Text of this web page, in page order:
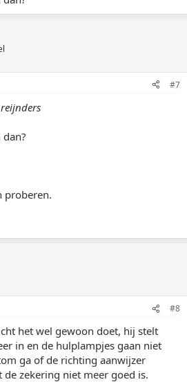
#7
proberen.
#8
het wel gewoon doet, hij stelt
in en de hulplampjes gaan niet
ga of de richting aanwijzer
zekering niet meer goed is.